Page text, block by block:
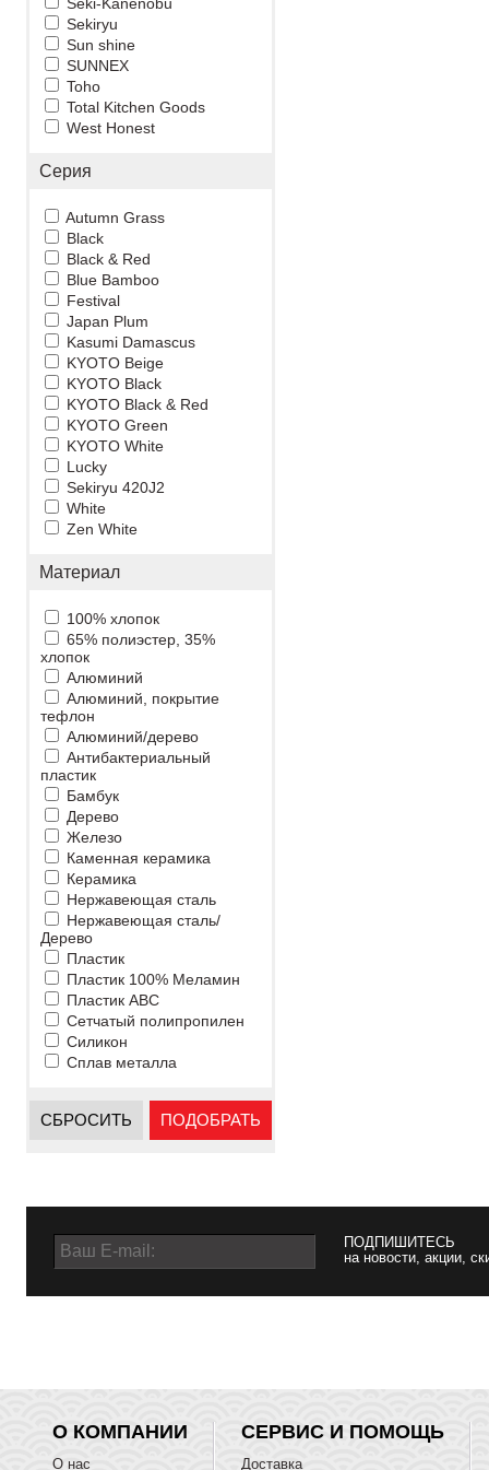
Sekiryu
Sun shine
SUNNEX
Toho
Total Kitchen Goods
West Honest
Серия
Autumn Grass
Black
Black & Red
Blue Bamboo
Festival
Japan Plum
Kasumi Damascus
KYOTO Beige
KYOTO Black
KYOTO Black & Red
KYOTO Green
KYOTO White
Lucky
Sekiryu 420J2
White
Zen White
Материал
100% хлопок
65% полиэстер, 35%
хлопок
Алюминий
Алюминий, покрытие
тефлон
Алюминий/дерево
Антибактериальный
пластик
Бамбук
Дерево
Железо
Каменная керамика
Керамика
Нержавеющая сталь
Нержавеющая сталь/
Дерево
Пластик
Пластик 100% Меламин
Пластик ABC
Сетчатый полипропилен
Силикон
Сплав металла
СБРОСИТЬ ПОДОБРАТЬ
ПОДПИШИТЕСЬ
на новости, акции,
О КОМПАНИИ
О нас
СЕРВИС И ПОМОЩЬ
Доставка